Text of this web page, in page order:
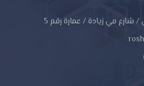
شارع مي زيادة / عمارة رقم 5